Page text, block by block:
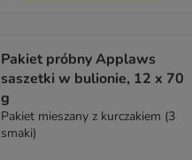
Pakiet próbny Applaws
saszetki w bulionie, 12 x 70
g
Pakiet mieszany z kurczakiem (3
smaki)